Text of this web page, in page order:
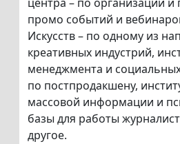
промо событий и
Искусств – по одному из
креативных индустрий,
менеджмента и
по постпродакшену,
массовой информации и
базы для работы
другое.